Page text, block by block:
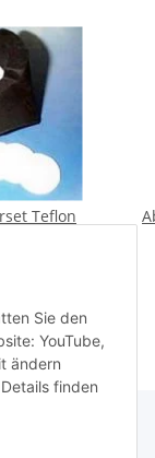
Teflon
Sie den
YouTube,
ändern
finden